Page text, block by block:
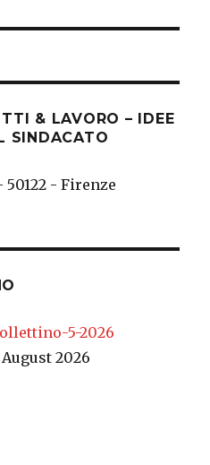
& LAVORO – IDEE
SINDACATO
50122 - Firenze
5-2026
2026